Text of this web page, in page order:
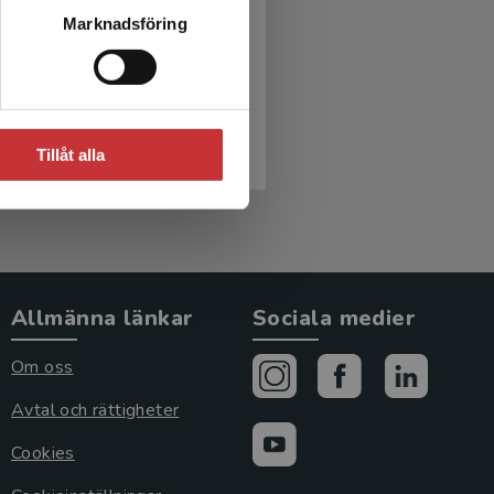
Marknadsföring
Tillåt alla
vård
B - Ternestedt, B-M
441 kr
Allmänna länkar
Om oss
Avtal och rättigheter
Cookies
Sociala medier